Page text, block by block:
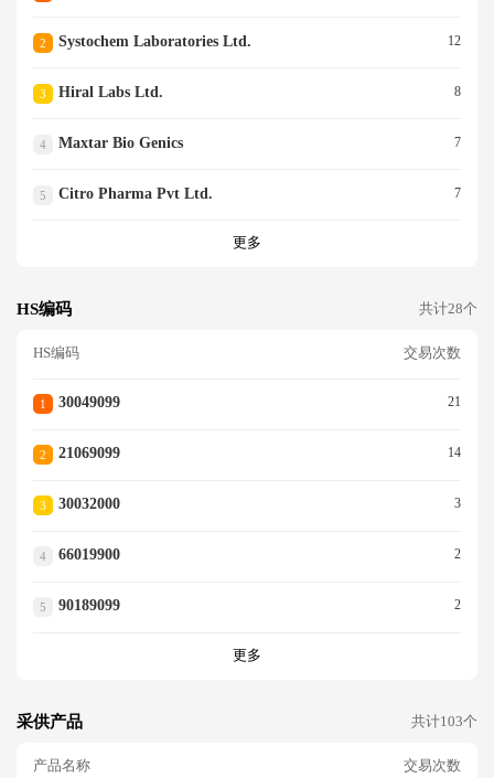
2 Systochem Laboratories Ltd. 12
3 Hiral Labs Ltd. 8
4 Maxtar Bio Genics 7
5 Citro Pharma Pvt Ltd. 7
更多
HS编码 共计28个
HS编码 交易次数
1 30049099 21
2 21069099 14
3 30032000 3
4 66019900 2
5 90189099 2
更多
采供产品 共计103个
产品名称 交易次数